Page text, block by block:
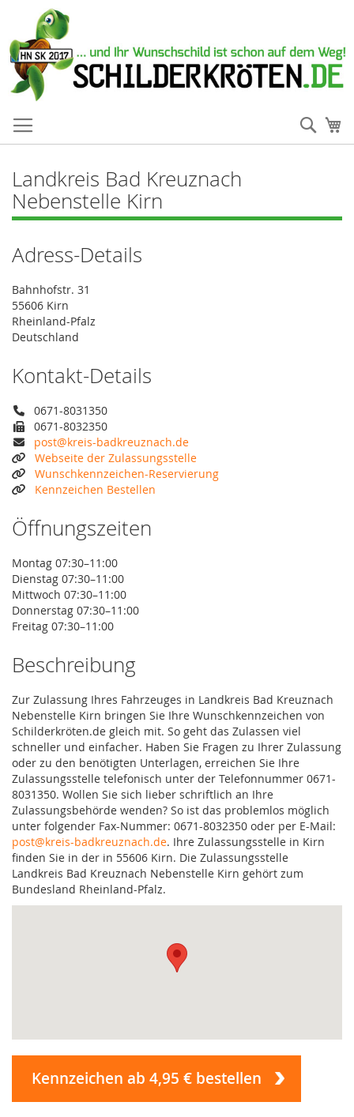
Landkreis Bad Kreuznach
Nebenstelle Kirn
Adress-Details
Bahnhofstr. 31
55606 Kirn
Rheinland-Pfalz
Deutschland
Kontakt-Details
0671-8031350
0671-8032350
post@kreis-badkreuznach.de
Webseite der Zulassungsstelle
Wunschkennzeichen-Reservierung
Kennzeichen Bestellen
Öffnungszeiten
Montag 07:30–11:00
Dienstag 07:30–11:00
Mittwoch 07:30–11:00
Donnerstag 07:30–11:00
Freitag 07:30–11:00
Beschreibung
Zur Zulassung Ihres Fahrzeuges in Landkreis Bad Kreuznach
Nebenstelle Kirn bringen Sie Ihre Wunschkennzeichen von
Schilderkröten.de gleich mit. So geht das Zulassen viel
schneller und einfacher. Haben Sie Fragen zu Ihrer Zulassung
oder zu den benötigten Unterlagen, erreichen Sie Ihre
Zulassungsstelle telefonisch unter der Telefonnummer 0671-
8031350. Wollen Sie sich lieber schriftlich an Ihre
Zulassungsbehörde wenden? So ist das problemlos möglich
unter folgender Fax-Nummer: 0671-8032350 oder per E-Mail:
post@kreis-badkreuznach.de. Ihre Zulassungsstelle in Kirn
finden Sie in der in 55606 Kirn. Die Zulassungsstelle
Landkreis Bad Kreuznach Nebenstelle Kirn gehört zum
Bundesland Rheinland-Pfalz.
Kennzeichen ab 4,95 € bestellen